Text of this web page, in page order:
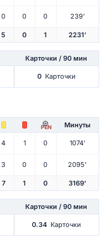
0 0 0 239'
5 0 1 2231'
Карточки / 90 мин
0 Карточки
PEN Минуты
4 1 0 1074'
3 0 0 2095'
7 1 0 3169'
Карточки / 90 мин
0.34 Карточки